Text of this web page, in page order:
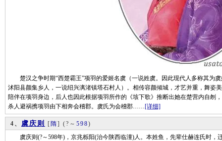
楚汉之争时期“西楚霸王”项羽的爱姬名虞（一说姓虞。因此现代人多称其为
沭阳县颜集乡人，一说绍兴漓渚镇塔石村人）。相传容颜倾城，才艺并重，舞姿
陪伴在项羽身边，后人也因此根据项羽所作的《垓下歌》推断出她在楚营内自刎
杀人避祸携项羽由下相奔会稽郡。虞氏为会稽郡……[详细]
4、 虞庆则 [ 隋] (?～ 598)
虞庆则(?～598年)，京兆栎阳(治今陕西临潼)人。本姓鱼，先辈仕赫连氏时，